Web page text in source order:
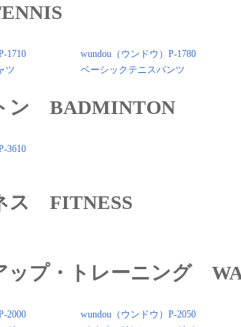
1710
ツ
wundou（ウンドウ）P-1780
ベーシックテニスパンツ
ン BADMINTON
3610
ス FITNESS
ップ・トレーニング
2000
wundou（ウンドウ）P-2050